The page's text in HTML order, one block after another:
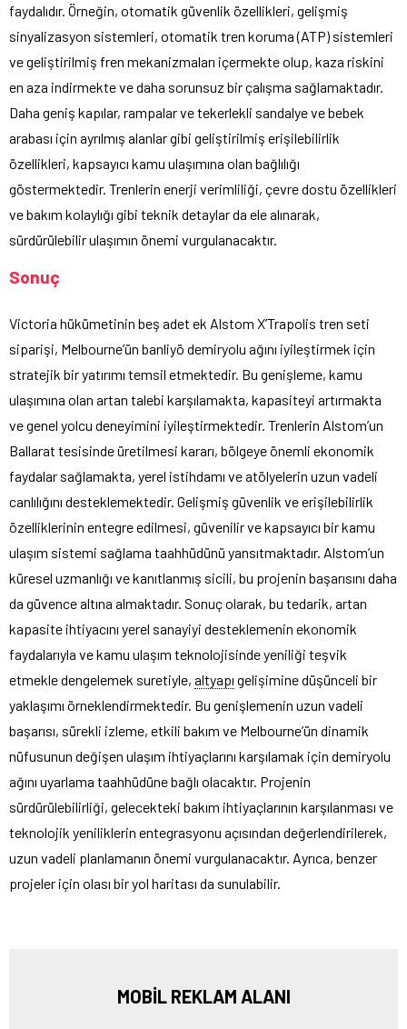
faydalıdır. Örneğin, otomatik güvenlik özellikleri, gelişmiş
sinyalizasyon sistemleri, otomatik tren koruma (ATP) sistemleri
ve geliştirilmiş fren mekanizmaları içermekte olup, kaza riskini
en aza indirmekte ve daha sorunsuz bir çalışma sağlamaktadır.
Daha geniş kapılar, rampalar ve tekerlekli sandalye ve bebek
arabası için ayrılmış alanlar gibi geliştirilmiş erişilebilirlik
özellikleri, kapsayıcı kamu ulaşımına olan bağlılığı
göstermektedir. Trenlerin enerji verimliliği, çevre dostu özellikleri
ve bakım kolaylığı gibi teknik detaylar da ele alınarak,
sürdürülebilir ulaşımın önemi vurgulanacaktır.
Sonuç
Victoria hükümetinin beş adet ek Alstom X’Trapolis tren seti
siparişi, Melbourne’ün banliyö demiryolu ağını iyileştirmek için
stratejik bir yatırımı temsil etmektedir. Bu genişleme, kamu
ulaşımına olan artan talebi karşılamakta, kapasiteyi artırmakta
ve genel yolcu deneyimini iyileştirmektedir. Trenlerin Alstom’un
Ballarat tesisinde üretilmesi kararı, bölgeye önemli ekonomik
faydalar sağlamakta, yerel istihdamı ve atölyelerin uzun vadeli
canlılığını desteklemektedir. Gelişmiş güvenlik ve erişilebilirlik
özelliklerinin entegre edilmesi, güvenilir ve kapsayıcı bir kamu
ulaşım sistemi sağlama taahhüdünü yansıtmaktadır. Alstom’un
küresel uzmanlığı ve kanıtlanmış sicili, bu projenin başarısını daha
da güvence altına almaktadır. Sonuç olarak, bu tedarik, artan
kapasite ihtiyacını yerel sanayiyi desteklemenin ekonomik
faydalarıyla ve kamu ulaşım teknolojisinde yeniliği teşvik
etmekle dengelemek suretiyle, altyapı gelişimine düşünceli bir
yaklaşımı örneklendirmektedir. Bu genişlemenin uzun vadeli
başarısı, sürekli izleme, etkili bakım ve Melbourne’ün dinamik
nüfusunun değişen ulaşım ihtiyaçlarını karşılamak için demiryolu
ağını uyarlama taahhüdüne bağlı olacaktır. Projenin
sürdürülebilirliği, gelecekteki bakım ihtiyaçlarının karşılanması ve
teknolojik yeniliklerin entegrasyonu açısından değerlendirilerek,
uzun vadeli planlamanın önemi vurgulanacaktır. Ayrıca, benzer
projeler için olası bir yol haritası da sunulabilir.
MOBİL REKLAM ALANI